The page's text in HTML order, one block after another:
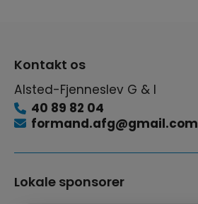
Kontakt os
Alsted-Fjenneslev G & I
40 89 82 04
formand.afg@gmail.com
Lokale sponsorer